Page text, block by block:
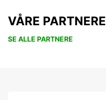
VÅRE PARTNERE
SE ALLE PARTNERE